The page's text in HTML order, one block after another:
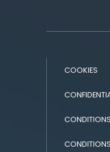
COOKIES
CONDITIONS